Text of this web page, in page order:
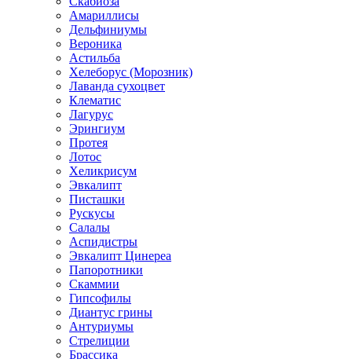
Амариллисы
Дельфиниумы
Вероника
Астильба
Хелеборус (Морозник)
Лаванда сухоцвет
Клематис
Лагурус
Эрингиум
Протея
Лотос
Хеликрисум
Эвкалипт
Писташки
Рускусы
Салалы
Аспидистры
Эвкалипт Цинереа
Папоротники
Скаммии
Гипсофилы
Диантус грины
Антуриумы
Стрелиции
Брассика